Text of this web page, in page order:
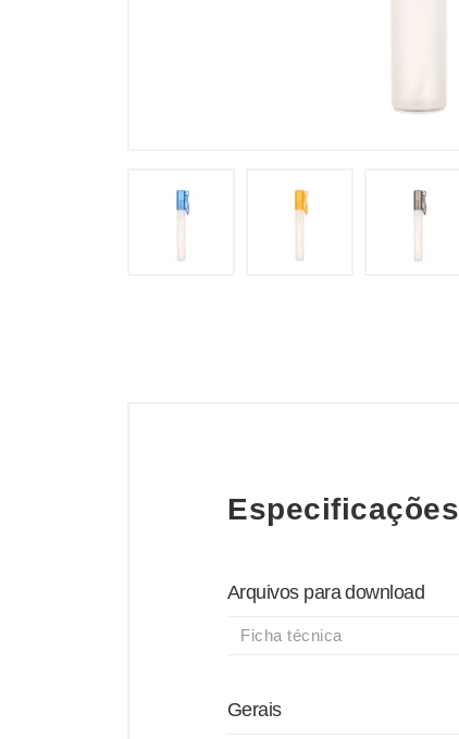
Especificações
Arquivos para download
Ficha técnica
Gerais